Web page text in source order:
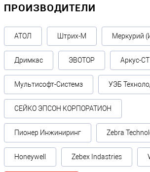
ПРОИЗВОДИТЕЛИ
АТОЛ Штрих-М Меркурий
Дримкас ЭВОТОР Аркус-СТ
Мультисофт-Системз УЭБ
СЕЙКО ЭПСОН КОРПОРАТИОН
Пионер Инжиниринг Zebra
Honeywell Zebex Indastries